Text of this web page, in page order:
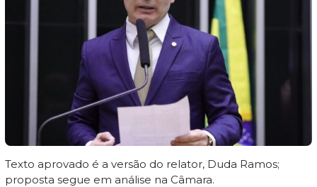
Texto aprovado é a versão do relator, Duda Ramos;
proposta segue em análise na Câmara.